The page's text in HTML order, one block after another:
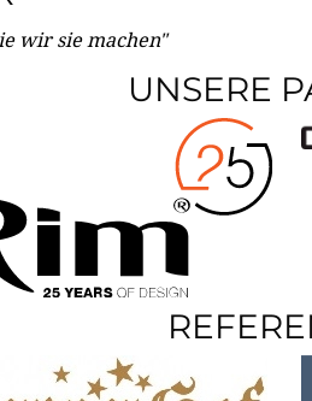
wir sie machen"
UNSERE